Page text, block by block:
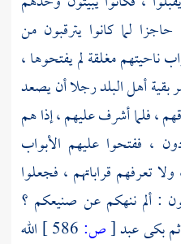
حاجزا لما كانوا يترقبون من
ناحيتهم مغلقة لم يفتحوها ،
بقية أهل البلد رجلا أن يصعد
، فلما أشرف عليهم ، إذا هم
، ففتحوا عليهم الأبواب
تعرفهم قراباتهم ، فجعلوا
: ألم ننهكم عن صنيعكم ؟
بكىعبد[ص:
الله